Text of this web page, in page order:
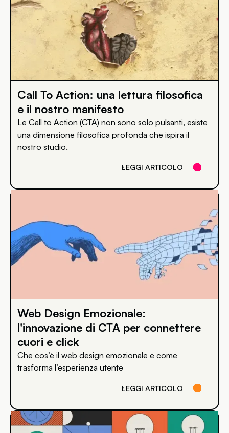
Call To Action: una lettura filosofica
e il nostro manifesto
Le Call to Action (CTA) non sono solo pulsanti, esiste
una dimensione filosofica profonda che ispira il
nostro studio.
LEGGI ARTICOLO
Web Design Emozionale:
l'innovazione di CTA per connettere
cuori e click
Che cos’è il web design emozionale e come
trasforma l’esperienza utente
LEGGI ARTICOLO